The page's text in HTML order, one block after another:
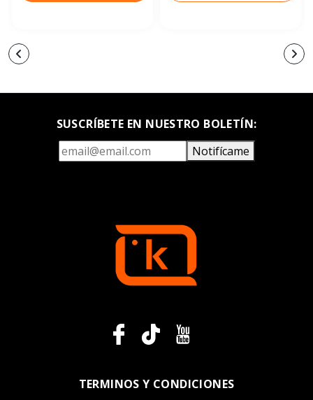
SUSCRÍBETE EN NUESTRO BOLETÍN:
Notifícame
TERMINOS Y CONDICIONES